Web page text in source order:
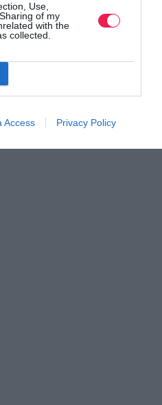
Use,
of my
with the
collected.
Access Privacy Policy